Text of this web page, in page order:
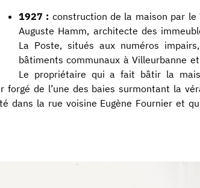
1927 : construction de la maison par le
Auguste Hamm, architecte des
La Poste, situés aux numéros
bâtiments communaux à Villeurbanne
Le propriétaire qui a fait bâtir la
de l’une des baies surmontant la
dans la rue voisine Eugène Fournier et